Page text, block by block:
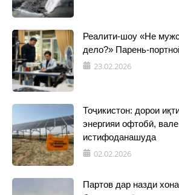
Реалити-шоу «Не
дело?» Парень-
23.02.2026
Тоҷикистон: дорои
энергияи офтобӣ,
истифоданашуда
02.02.2026
Партов дар назди